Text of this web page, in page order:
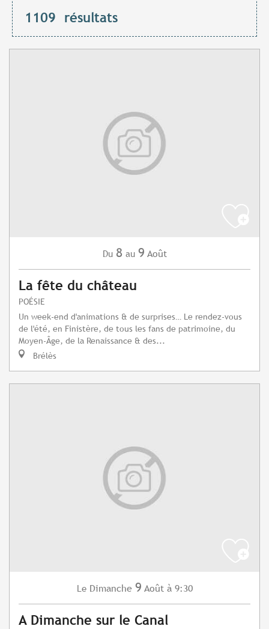
1109 résultats
Du 8 au 9 Août
La fête du château
POÉSIE
Un week-end d'animations & de surprises… Le rendez-vous
de l'été, en Finistère, de tous les fans de patrimoine, du
Moyen-Âge, de la Renaissance & des...
Brélès
Le Dimanche 9 Août à 9:30
A Dimanche sur le Canal